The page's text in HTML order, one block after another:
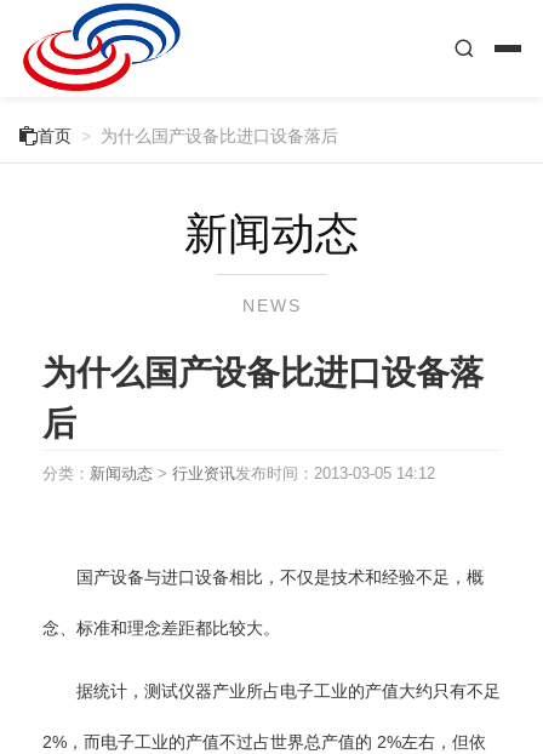
首页 > 为什么国产设备比进口设备落后
新闻动态
NEWS
为什么国产设备比进口设备落
后
分类： 新闻动态 > 行业资讯发布时间： 2013-03-05 14:12
国产设备与进口设备相比，不仅是技术和经验不足，概
念、标准和理念差距都比较大。
据统计，测试仪器产业所占电子工业的产值大约只有不足
2%，而电子工业的产值不过占世界总产值的 2%左右，但依